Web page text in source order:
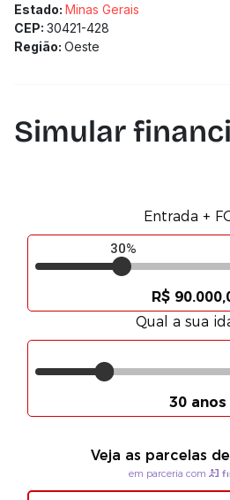
Estado: Minas Gerais
CEP: 30421-428
Região: Oeste
Simular